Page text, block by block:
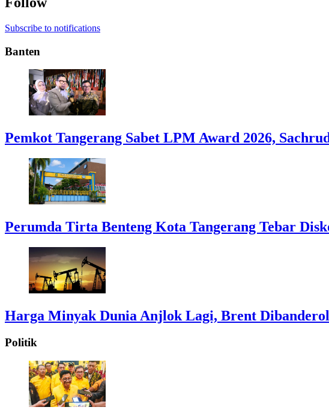
Subscribe to notifications
Banten
Pemkot Tangerang Sabet LPM Award 2026,
Perumda Tirta Benteng Kota Tangerang Tebar
Harga Minyak Dunia Anjlok Lagi, Brent
Politik